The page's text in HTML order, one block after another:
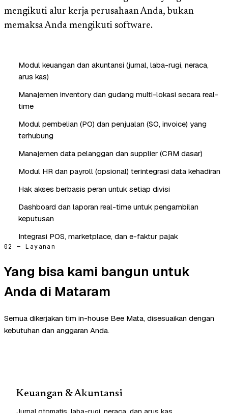
mengikuti alur kerja perusahaan Anda, bukan
memaksa Anda mengikuti software.
Modul keuangan dan akuntansi (jurnal, laba-rugi, neraca,
arus kas)
Manajemen inventory dan gudang multi-lokasi secara real-
time
Modul pembelian (PO) dan penjualan (SO, invoice) yang
terhubung
Manajemen data pelanggan dan supplier (CRM dasar)
Modul HR dan payroll (opsional) terintegrasi data kehadiran
Hak akses berbasis peran untuk setiap divisi
Dashboard dan laporan real-time untuk pengambilan
keputusan
Integrasi POS, marketplace, dan e-faktur pajak
02 — Layanan
Yang bisa kami bangun untuk
Anda di Mataram
Semua dikerjakan tim in-house Bee Mata, disesuaikan dengan
kebutuhan dan anggaran Anda.
Keuangan & Akuntansi